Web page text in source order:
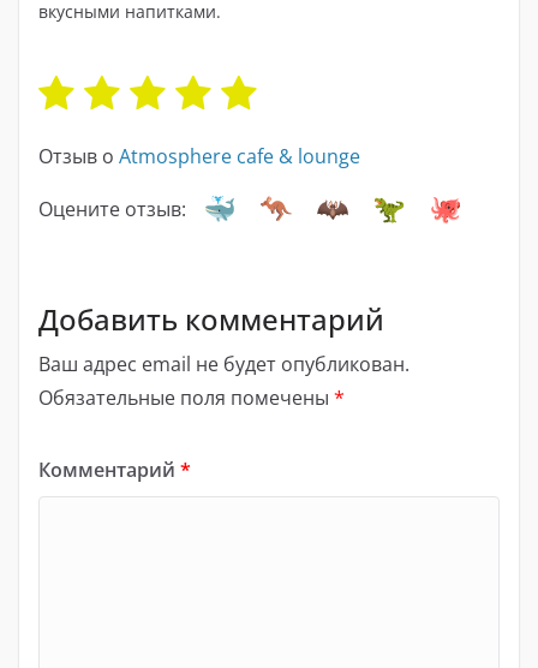
вкусными напитками.
Отзыв о Atmosphere cafe & lounge
Оцените отзыв:
Добавить комментарий
Ваш адрес email не будет опубликован.
Обязательные поля помечены *
Комментарий *